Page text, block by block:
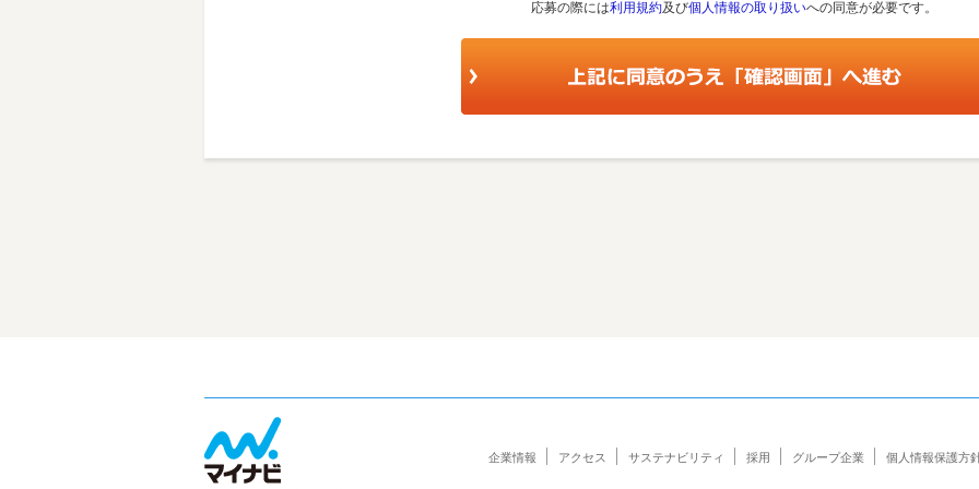
応募の際には利用規約及び個人情報の取り扱いへの同意が必要です。
企業情報 アクセス サステナビリティ 採用 グループ企業 個人情報保護方